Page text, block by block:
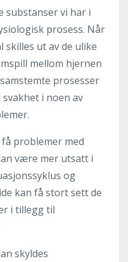
substanser vi har i
prosess. Når
skilles ut av de ulike
mellom hjernen
prosesser
i noen av
problemer med
være mer utsatt i
og
kan få stort sett de
i tillegg til
skyldes